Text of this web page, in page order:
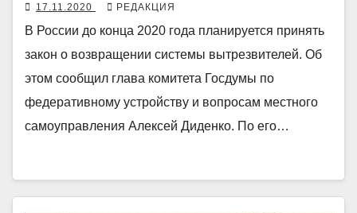
17.11.2020 РЕДАКЦИЯ
В России до конца 2020 года планируется принять
закон о возвращении системы вытрезвителей. Об
этом сообщил глава комитета Госдумы по
федеративному устройству и вопросам местного
самоуправления Алексей Диденко. По его…